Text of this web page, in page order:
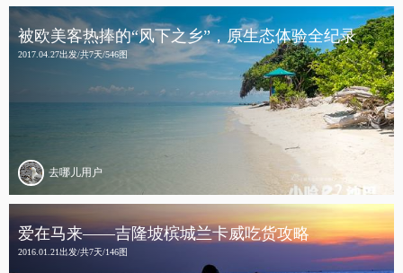
被欧美客热捧的“风下之乡”，原生态体验全纪录
2017.04.27出发/共7天/546图
去哪儿用户
爱在马来——吉隆坡槟城兰卡威吃货攻略
2016.01.21出发/共7天/146图